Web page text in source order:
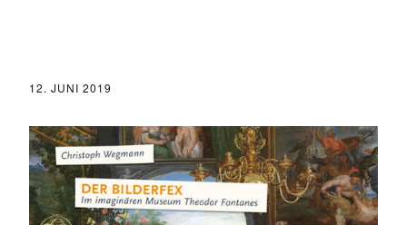
12. JUNI 2019